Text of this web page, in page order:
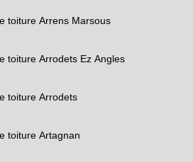
toiture Arrens Marsous
toiture Arrodets Ez Angles
toiture Arrodets
toiture Artagnan